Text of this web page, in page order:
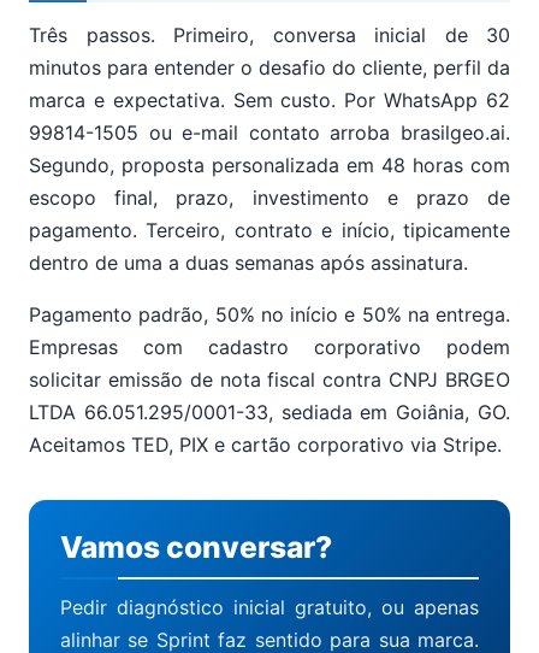
Três passos. Primeiro, conversa inicial de 30
minutos para entender o desafio do cliente, perfil da
marca e expectativa. Sem custo. Por WhatsApp 62
99814-1505 ou e-mail contato arroba brasilgeo.ai.
Segundo, proposta personalizada em 48 horas com
escopo final, prazo, investimento e prazo de
pagamento. Terceiro, contrato e início, tipicamente
dentro de uma a duas semanas após assinatura.
Pagamento padrão, 50% no início e 50% na entrega.
Empresas com cadastro corporativo podem
solicitar emissão de nota fiscal contra CNPJ BRGEO
LTDA 66.051.295/0001-33, sediada em Goiânia, GO.
Aceitamos TED, PIX e cartão corporativo via Stripe.
Vamos conversar?
Pedir diagnóstico inicial gratuito, ou apenas
alinhar se Sprint faz sentido para sua marca.